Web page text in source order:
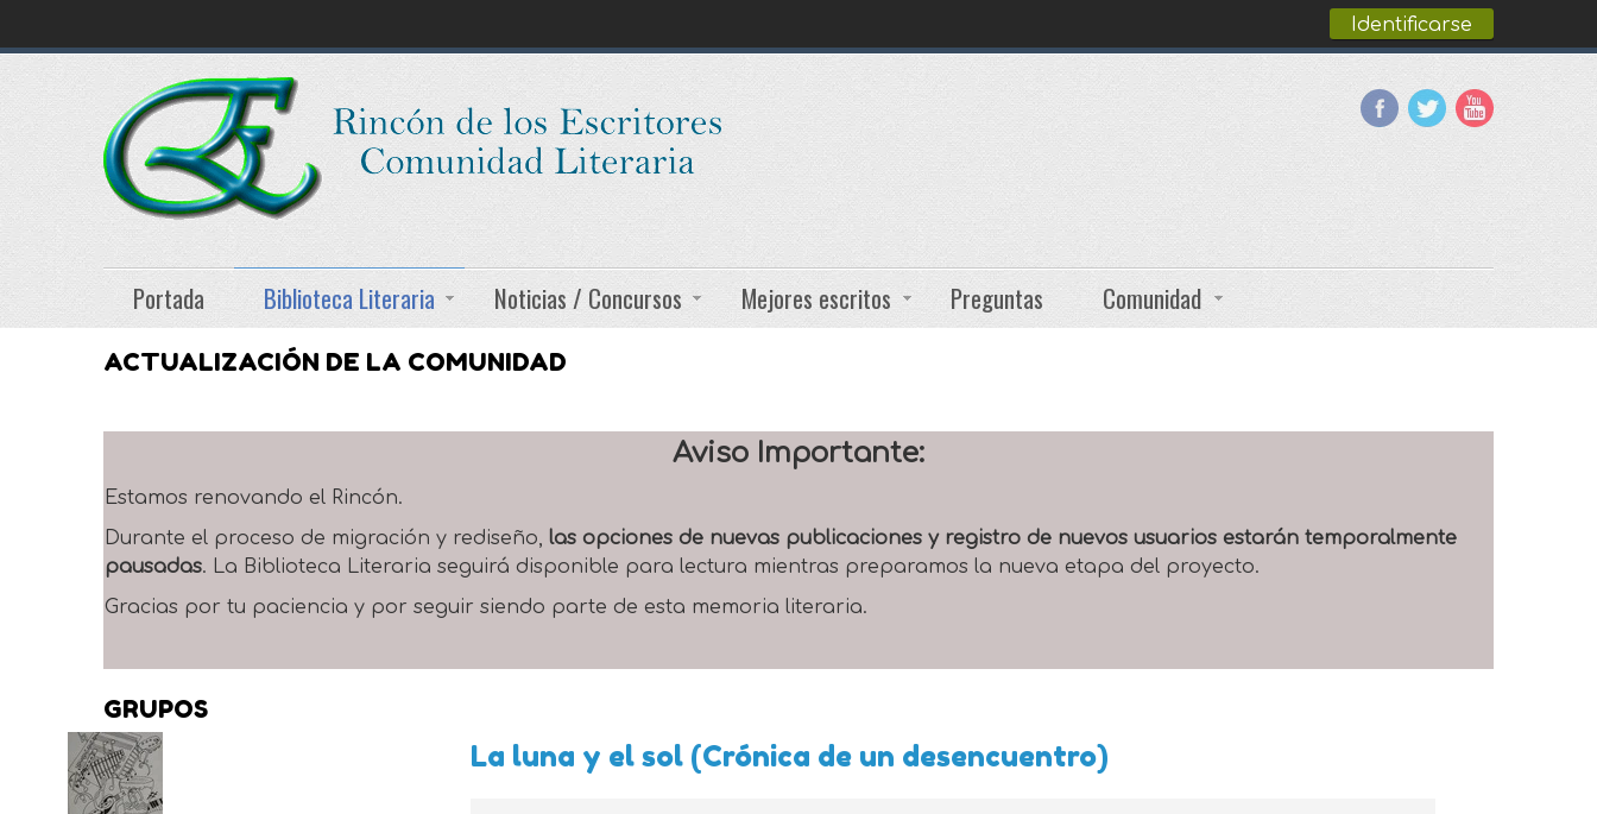
Identificarse
Portada Biblioteca Literaria Noticias / Concursos Mejores escritos Preguntas Comunidad
ACTUALIZACIÓN DE LA COMUNIDAD
Aviso Importante:
Estamos renovando el Rincón.
Durante el proceso de migración y rediseño, las opciones de nuevas publicaciones y registro de nuevos usuarios estarán temporalmente
pausadas. La Biblioteca Literaria seguirá disponible para lectura mientras preparamos la nueva etapa del proyecto.
Gracias por tu paciencia y por seguir siendo parte de esta memoria literaria.
La luna y el sol (Crónica de un desencuentro)
GRUPOS